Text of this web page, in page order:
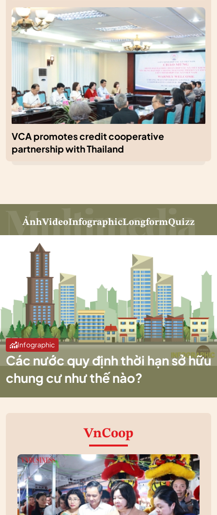
VCA promotes credit cooperative
partnership with Thailand
ẢnhVideoInfographicLongformQuizz
Infographic
Các nước quy định thời hạn sở hữu
chung cư như thế nào?
VnCoop